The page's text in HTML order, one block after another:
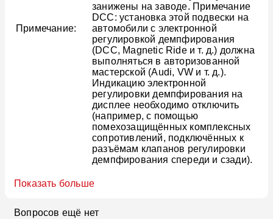
Примечание:
занижены на заводе. Примечание
DCC: установка этой подвески на
автомобили с электронной
регулировкой демпфирования
(DCC, Magnetic Ride и т. д.) должна
выполняться в авторизованной
мастерской (Audi, VW и т. д.).
Индикацию электронной
регулировки демпфирования на
дисплее необходимо отключить
(например, с помощью
помехозащищённых комплексных
сопротивлений, подключённых к
разъёмам клапанов регулировки
демпфирования спереди и сзади).
Показать больше
Вопросов ещё нет